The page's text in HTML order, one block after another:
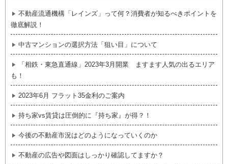
不動産流通機構「レインズ」って何？消費者が知るべきポイントを
徹底解説！
中古マンションの選択方法「狙い目」について
「相鉄・東急直通線」2023年3月開業 ますます人気の出るエリア
も！
2023年6月 フラット35金利のご案内
持ち家vs賃貸は圧倒的に『持ち家』が得？！
今後の不動産市況はどのようになっていくのか
不動産の広告や図面はしっかり確認してますか？